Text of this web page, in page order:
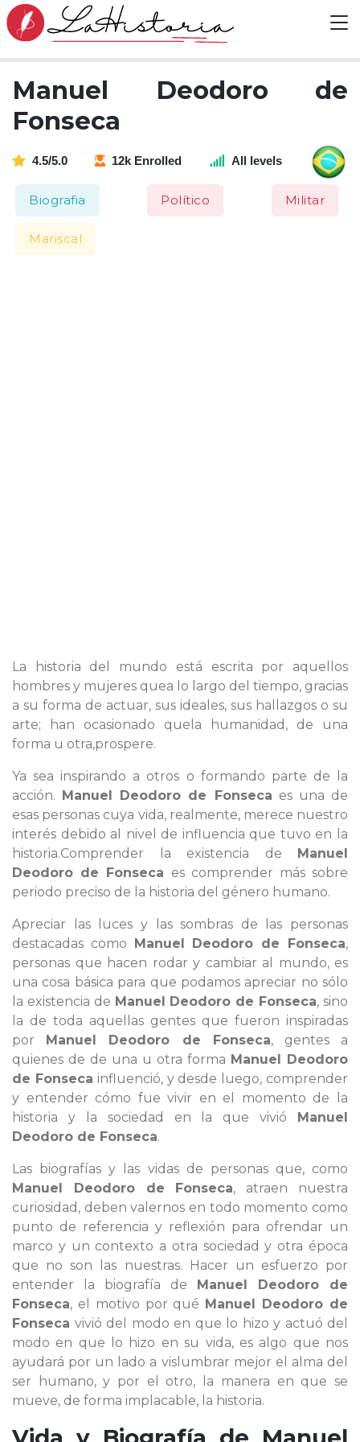
Manuel Deodoro de
Fonseca
4.5/5.0 12k Enrolled All levels
Biografia Político Militar
Mariscal
La historia del mundo está escrita por aquellos
hombres y mujeres quea lo largo del tiempo, gracias
a su forma de actuar, sus ideales, sus hallazgos o su
arte; han ocasionado quela humanidad, de una
forma u otra,prospere.
Ya sea inspirando a otros o formando parte de la
acción. Manuel Deodoro de Fonseca es una de
esas personas cuya vida, realmente, merece nuestro
interés debido al nivel de influencia que tuvo en la
historia.Comprender la existencia de Manuel
Deodoro de Fonseca es comprender más sobre
periodo preciso de la historia del género humano.
Apreciar las luces y las sombras de las personas
destacadas como Manuel Deodoro de Fonseca,
personas que hacen rodar y cambiar al mundo, es
una cosa básica para que podamos apreciar no sólo
la existencia de Manuel Deodoro de Fonseca, sino
la de toda aquellas gentes que fueron inspiradas
por Manuel Deodoro de Fonseca, gentes a
quienes de de una u otra forma Manuel Deodoro
de Fonseca influenció, y desde luego, comprender
y entender cómo fue vivir en el momento de la
historia y la sociedad en la que vivió Manuel
Deodoro de Fonseca.
Las biografías y las vidas de personas que, como
Manuel Deodoro de Fonseca, atraen nuestra
curiosidad, deben valernos en todo momento como
punto de referencia y reflexión para ofrendar un
marco y un contexto a otra sociedad y otra época
que no son las nuestras. Hacer un esfuerzo por
entender la biografía de Manuel Deodoro de
Fonseca, el motivo por qué Manuel Deodoro de
Fonseca vivió del modo en que lo hizo y actuó del
modo en que lo hizo en su vida, es algo que nos
ayudará por un lado a vislumbrar mejor el alma del
ser humano, y por el otro, la manera en que se
mueve, de forma implacable, la historia.